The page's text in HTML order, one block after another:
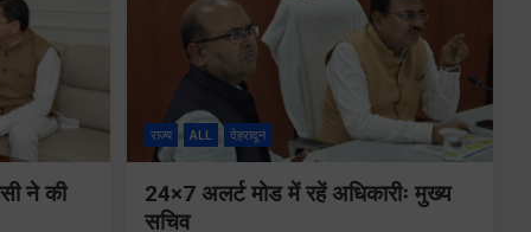
ने की
राज्य ALL देहरादून
24×7 अलर्ट मोड में रहें अधिकारीः मुख्य
सचिव